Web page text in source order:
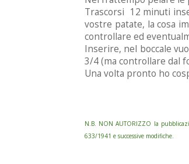
Trascorsi 12 minuti
vostre patate, la cosa
controllare ed
Inserire, nel boccale
3/4 (ma controllare dal
Una volta pronto ho
N.B. NON AUTORIZZO la
633/1941 e successive modifiche.